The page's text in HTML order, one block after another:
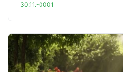
30.11.-0001